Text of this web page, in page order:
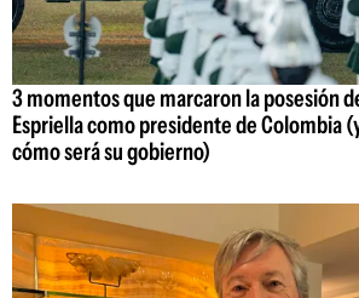
3 momentos que marcaron la posesión
Espriella como presidente de Colombia
cómo será su gobierno)